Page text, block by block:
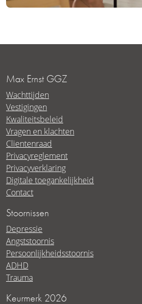
Max Ernst GGZ
Wachttijden
Vestigingen
Kwaliteitsbeleid
Vragen en klachten
Clientenraad
Privacyreglement
Privacyverklaring
Digitale toegankelijkheid
Contact
Stoornissen
Depressie
Angststoornis
Persoonlijkheidsstoornis
ADHD
Trauma
Keurmerk 2026